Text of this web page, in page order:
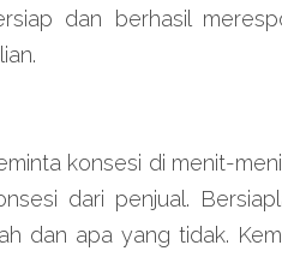
dan berhasil
konsesi di menit-
dari penjual.
dan apa yang tidak.